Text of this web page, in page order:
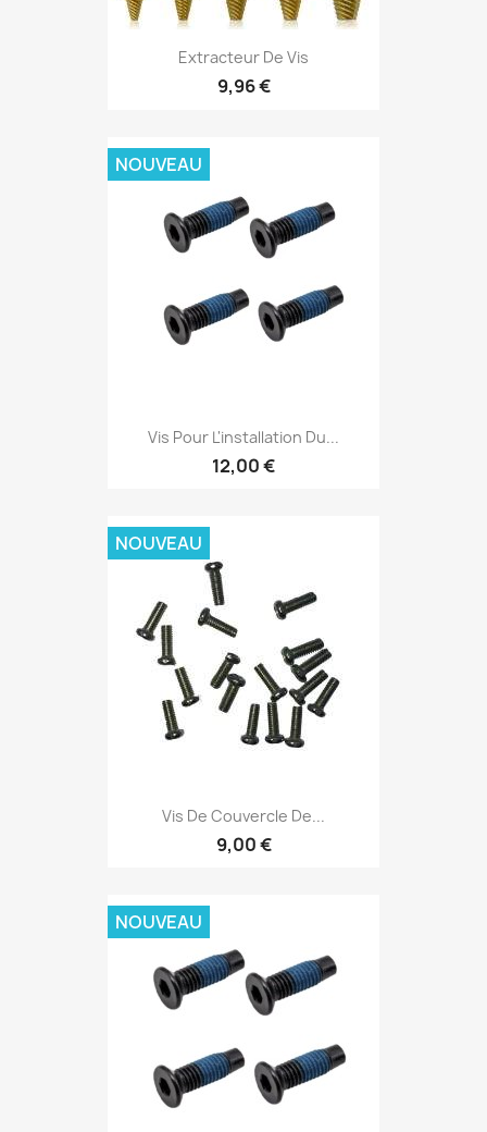
Extracteur De Vis
9,96 €
Vis Pour L'installation Du...
12,00 €
NOUVEAU
Vis De Couvercle De...
9,00 €
NOUVEAU
NOUVEAU